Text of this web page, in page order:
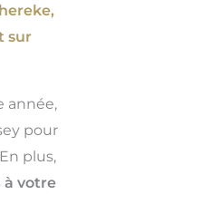
sur
année,
pour
plus,
à votre